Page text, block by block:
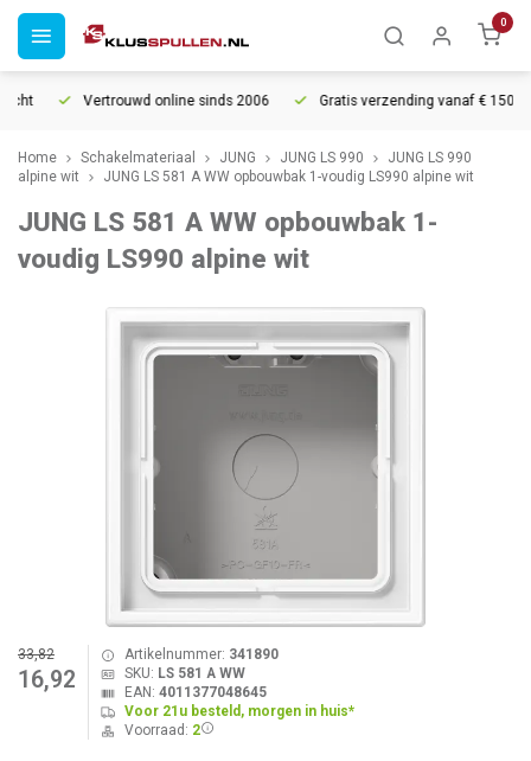
0
Vertrouwd online sinds 2006 Gratis verzending vanaf € 150
Home Schakelmateriaal JUNG JUNG LS 990
JUNG LS 990
alpine wit
JUNG LS 581 A WW opbouwbak 1-voudig LS990 alpine wit
JUNG LS 581 A WW opbouwbak 1-
voudig LS990 alpine wit
33,82
16,92
Artikelnummer: 341890
SKU: LS 581 A WW
EAN: 4011377048645
Voor 21u besteld, morgen in huis*
Voorraad: 2